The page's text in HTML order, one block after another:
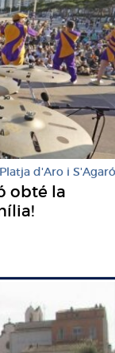
d'Aro i S'Agaró
obté la